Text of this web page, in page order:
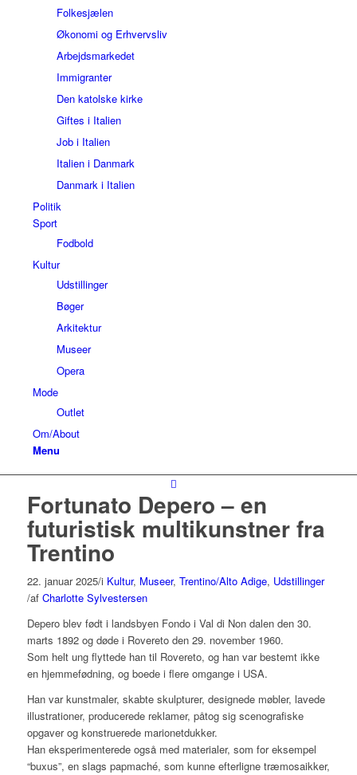
Folkesjælen
Økonomi og Erhvervsliv
Arbejdsmarkedet
Immigranter
Den katolske kirke
Giftes i Italien
Job i Italien
Italien i Danmark
Danmark i Italien
Politik
Sport
Fodbold
Kultur
Udstillinger
Bøger
Arkitektur
Museer
Opera
Mode
Outlet
Om/About
Menu
Fortunato Depero – en
futuristisk multikunstner fra
Trentino
22. januar 2025/i Kultur, Museer, Trentino/Alto Adige, Udstillinger
/af Charlotte Sylvestersen
Depero blev født i landsbyen Fondo i Val di Non dalen den 30.
marts 1892 og døde i Rovereto den 29. november 1960.
Som helt ung flyttede han til Rovereto, og han var bestemt ikke
en hjemmefødning, og boede i flere omgange i USA.
Han var kunstmaler, skabte skulpturer, designede møbler, lavede
illustrationer, producerede reklamer, påtog sig scenografiske
opgaver og konstruerede marionetdukker.
Han eksperimenterede også med materialer, som for eksempel
“buxus”, en slags papmaché, som kunne efterligne træmosaikker,